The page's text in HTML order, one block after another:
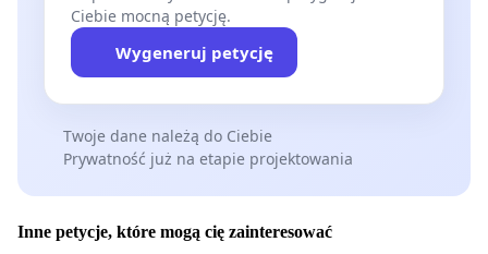
Ciebie mocną petycję.
Wygeneruj petycję
Twoje dane należą do Ciebie
Prywatność już na etapie projektowania
Inne petycje, które mogą cię zainteresować